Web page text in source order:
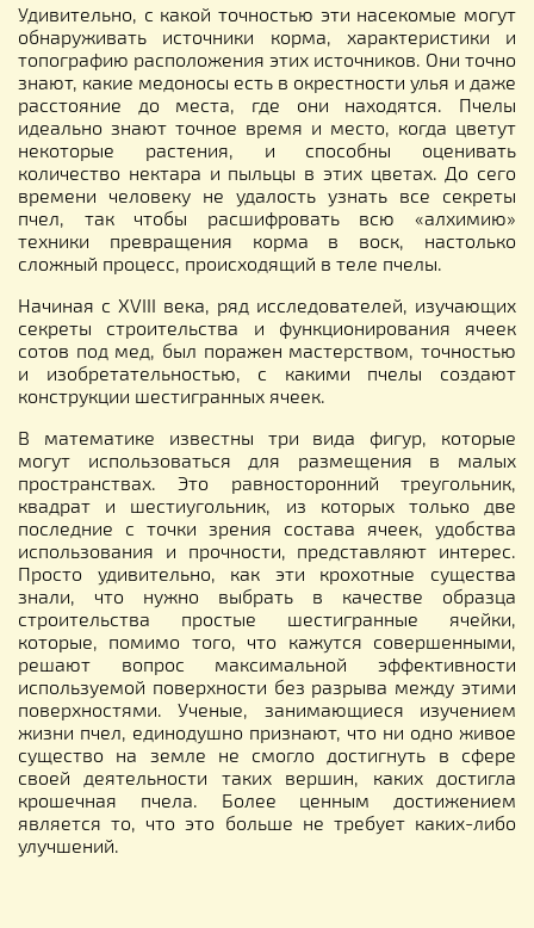
Удивительно, с какой точностью эти насекомые могут
обнаруживать источники корма, характеристики и
топографию расположения этих источников. Они точно
знают, какие медоносы есть в окрестности улья и даже
расстояние до места, где они находятся. Пчелы
идеально знают точное время и место, когда цветут
некоторые растения, и способны оценивать
количество нектара и пыльцы в этих цветах. До сего
времени человеку не удалость узнать все секреты
пчел, так чтобы расшифровать всю «алхимию»
техники превращения корма в воск, настолько
сложный процесс, происходящий в теле пчелы.
Начиная с XVIII века, ряд исследователей, изучающих
секреты строительства и функционирования ячеек
сотов под мед, был поражен мастерством, точностью
и изобретательностью, с какими пчелы создают
конструкции шестигранных ячеек.
В математике известны три вида фигур, которые
могут использоваться для размещения в малых
пространствах. Это равносторонний треугольник,
квадрат и шестиугольник, из которых только две
последние с точки зрения состава ячеек, удобства
использования и прочности, представляют интерес.
Просто удивительно, как эти крохотные существа
знали, что нужно выбрать в качестве образца
строительства простые шестигранные ячейки,
которые, помимо того, что кажутся совершенными,
решают вопрос максимальной эффективности
используемой поверхности без разрыва между этими
поверхностями. Ученые, занимающиеся изучением
жизни пчел, единодушно признают, что ни одно живое
существо на земле не смогло достигнуть в сфере
своей деятельности таких вершин, каких достигла
крошечная пчела. Более ценным достижением
является то, что это больше не требует каких-либо
улучшений.